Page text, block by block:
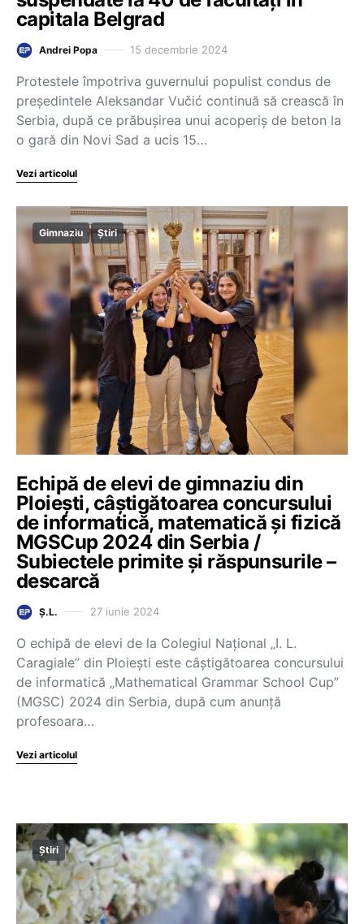
capitala Belgrad
Andrei Popa 15 decembrie 2024
Protestele împotriva guvernului populist condus de
președintele Aleksandar Vučić continuă să crească în
Serbia, după ce prăbușirea unui acoperiș de beton la
o gară din Novi Sad a ucis 15…
Vezi articolul
Gimnaziu Știri
Echipă de elevi de gimnaziu din
Ploiești, câștigătoarea concursului
de informatică, matematică și fizică
MGSCup 2024 din Serbia /
Subiectele primite și răspunsurile –
descarcă
Ș.L. 27 iunie 2024
O echipă de elevi de la Colegiul Național „I. L.
Caragiale” din Ploiești este câștigătoarea concursului
de informatică „Mathematical Grammar School Cup”
(MGSC) 2024 din Serbia, după cum anunță
profesoara…
Vezi articolul
Știri